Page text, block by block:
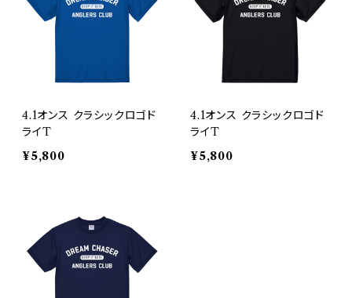
4.1オンス クラシックロゴド
ライT
¥5,800
4.1オンス クラシックロゴド
ライT
¥5,800